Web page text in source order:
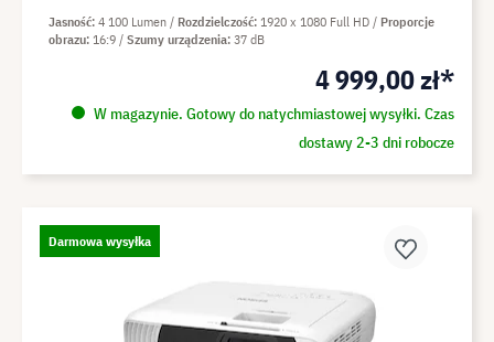
4 999,00 zł*
W magazynie. Gotowy do natychmiastowej wysyłki. Czas
dostawy 2-3 dni robocze
Jasność 4 100 Lumen Rozdzielczość 1920 x 1080 Full HD
Proporcje
obrazu 16:9 Szumy urządzenia 37 dB
Darmowa wysyłka